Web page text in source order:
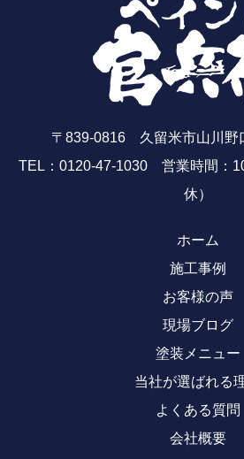
〒839-0816 久留米市山川野
TEL：0120-47-1030 営業時間：
休）
ホーム
施工事例
お客様の声
現場ブログ
塗装メニュー
当社が選ばれる
よくある質問
会社概要